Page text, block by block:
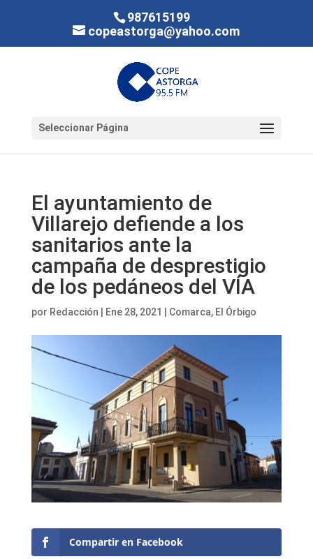
987615199
copeastorga@yahoo.com
Seleccionar Página
El ayuntamiento de
Villarejo defiende a los
sanitarios ante la
campaña de desprestigio
de los pedáneos del VÍA
por Redacción Ene 28, 2021 Comarca, El Órbigo
Compartir en Facebook